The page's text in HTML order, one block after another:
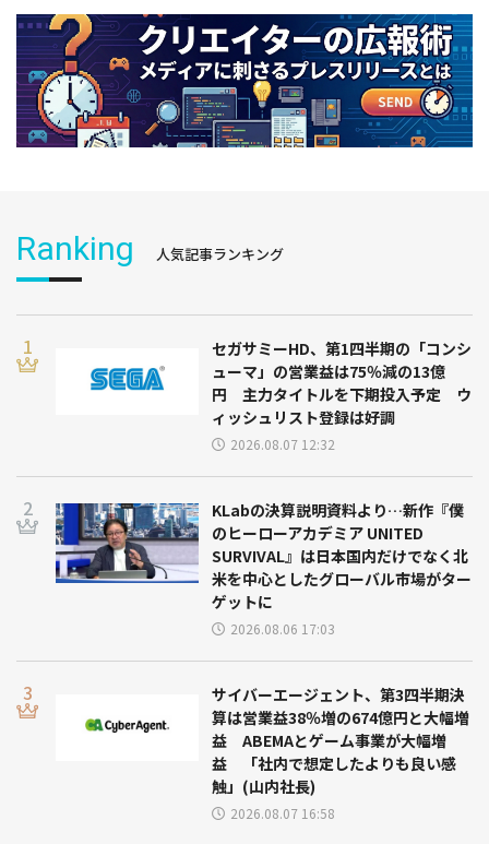
Ranking 人気記事ランキング
セガサミーHD、第1四半期の「コンシ
ューマ」の営業益は75％減の13億
円 主力タイトルを下期投入予定 ウ
ィッシュリスト登録は好調
2026.08.07 12:32
KLabの決算説明資料より…新作『僕
のヒーローアカデミア UNITED
SURVIVAL』は日本国内だけでなく北
米を中心としたグローバル市場がター
ゲットに
2026.08.06 17:03
サイバーエージェント、第3四半期決
算は営業益38％増の674億円と大幅増
益 ABEMAとゲーム事業が大幅増
益 「社内で想定したよりも良い感
触」(山内社長)
2026.08.07 16:58